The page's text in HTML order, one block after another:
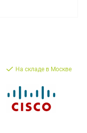
На складе в Москве